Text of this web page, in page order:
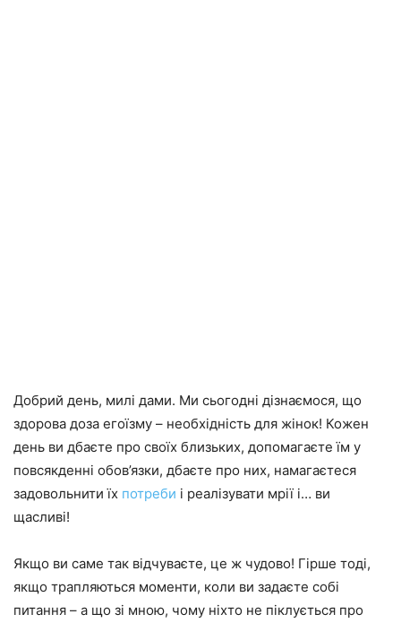
Добрий день, милі дами. Ми сьогодні дізнаємося, що
здорова доза егоїзму – необхідність для жінок! Кожен
день ви дбаєте про своїх близьких, допомагаєте їм у
повсякденні обов’язки, дбаєте про них, намагаєтеся
задовольнити їх потреби і реалізувати мрії і… ви
щасливі!
Якщо ви саме так відчуваєте, це ж чудово! Гірше тоді,
якщо трапляються моменти, коли ви задаєте собі
питання – а що зі мною, чому ніхто не піклується про